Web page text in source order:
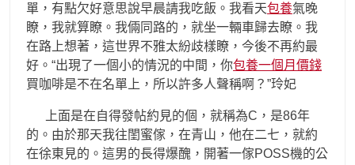
單，有點欠好意思說早晨請我吃飯。我看天包養氣晚
瞭，我就算瞭。我倆同路的，就坐一輛車歸去瞭。我
在路上想著，這世界不雅太紛歧樣瞭，今後不再約最
好。“出現了一個小的情況的中間，你包養一個月價錢
買咖啡是不在名單上，所以許多人聲稱啊？”玲妃
上面是在自得發帖約見的個，就稱為C，是86年
的。由於那天我往閨蜜傢，在青山，他在二七，就約
在徐東見的。這男的長得爆醜，開著一傢POSS機的公